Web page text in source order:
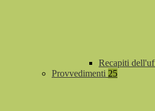
Recapiti
Provvedimenti 25